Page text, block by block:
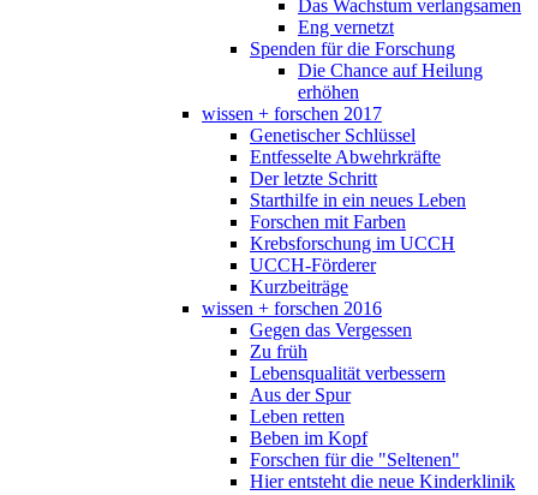
Das Wachstum verlangsamen
Eng vernetzt
Spenden für die Forschung
Die Chance auf Heilung
erhöhen
wissen + forschen 2017
Genetischer Schlüssel
Entfesselte Abwehrkräfte
Der letzte Schritt
Starthilfe in ein neues Leben
Forschen mit Farben
Krebsforschung im UCCH
UCCH-Förderer
Kurzbeiträge
wissen + forschen 2016
Gegen das Vergessen
Zu früh
Lebensqualität verbessern
Aus der Spur
Leben retten
Beben im Kopf
Forschen für die "Seltenen"
Hier entsteht die neue Kinderklinik